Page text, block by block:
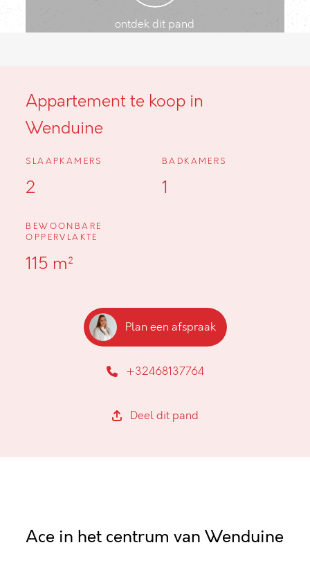
ontdek dit pand
Appartement te koop in
Wenduine
SLAAPKAMERS
2
BADKAMERS
1
BEWOONBARE
OPPERVLAKTE
115 m²
Plan een afspraak
+32468137764
Deel dit pand
Ace in het centrum van Wenduine